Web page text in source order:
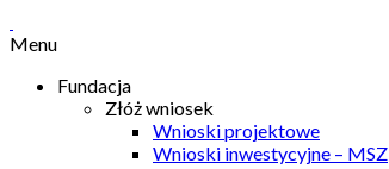
Menu
Fundacja
Złóż wniosek
Wnioski projektowe
Wnioski inwestycyjne – MSZ